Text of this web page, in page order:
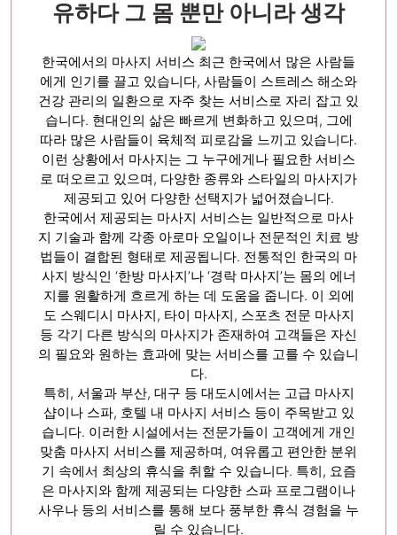
유하다 그 몸 뿐만 아니라 생각
한국에서의 마사지 서비스 최근 한국에서 많은 사람들
에게 인기를 끌고 있습니다, 사람들이 스트레스 해소와
건강 관리의 일환으로 자주 찾는 서비스로 자리 잡고 있
습니다. 현대인의 삶은 빠르게 변화하고 있으며, 그에
따라 많은 사람들이 육체적 피로감을 느끼고 있습니다.
이런 상황에서 마사지는 그 누구에게나 필요한 서비스
로 떠오르고 있으며, 다양한 종류와 스타일의 마사지가
제공되고 있어 다양한 선택지가 넓어졌습니다.
한국에서 제공되는 마사지 서비스는 일반적으로 마사
지 기술과 함께 각종 아로마 오일이나 전문적인 치료 방
법들이 결합된 형태로 제공됩니다. 전통적인 한국의 마
사지 방식인 ‘한방 마사지’나 ‘경락 마사지’는 몸의 에너
지를 원활하게 흐르게 하는 데 도움을 줍니다. 이 외에
도 스웨디시 마사지, 타이 마사지, 스포츠 전문 마사지
등 각기 다른 방식의 마사지가 존재하여 고객들은 자신
의 필요와 원하는 효과에 맞는 서비스를 고를 수 있습니
다.
특히, 서울과 부산, 대구 등 대도시에서는 고급 마사지
샵이나 스파, 호텔 내 마사지 서비스 등이 주목받고 있
습니다. 이러한 시설에서는 전문가들이 고객에게 개인
맞춤 마사지 서비스를 제공하며, 여유롭고 편안한 분위
기 속에서 최상의 휴식을 취할 수 있습니다. 특히, 요즘
은 마사지와 함께 제공되는 다양한 스파 프로그램이나
사우나 등의 서비스를 통해 보다 풍부한 휴식 경험을 누
릴 수 있습니다.